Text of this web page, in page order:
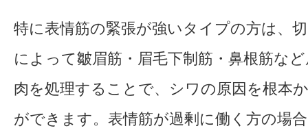
特に表情筋の緊張が強いタイプの方は、
によって皺眉筋・眉毛下制筋・鼻根筋な
肉を処理することで、シワの原因を根本
ができます。表情筋が過剰に働く方の場